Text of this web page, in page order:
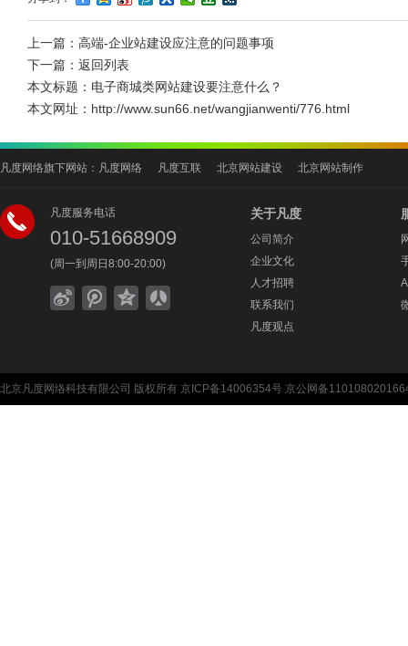
上一篇： 高端-企业站建设应注意的问题事项
下一篇： 返回列表
本文标题： 电子商城类网站建设要注意什么？
本文网址： http://www.sun66.net/wangjianwenti/776.html
凡度网络旗下网站： 凡度网络 凡度互联 北京网站建设 北京网站制作
凡度服务电话
010-51668909
(周一到周日8:00-20:00)
关于凡度
公司简介
企业文化
人才招聘
联系我们
凡度观点
北京凡度网络科技有限公司 版权所有 京ICP备14006354号 京公网备